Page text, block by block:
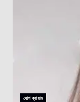
যোগ ব্যায়াম